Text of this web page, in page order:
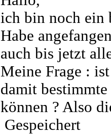
ich bin noch ein
Habe
auch bis jetzt
Meine Frage :
damit
können ? Also
Gespeichert